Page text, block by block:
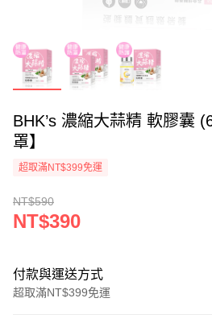
BHK’s 濃縮大蒜精 軟膠囊
罩】
超取滿NT$399免運
NT$590
NT$390
付款與運送方式
超取滿NT$399免運